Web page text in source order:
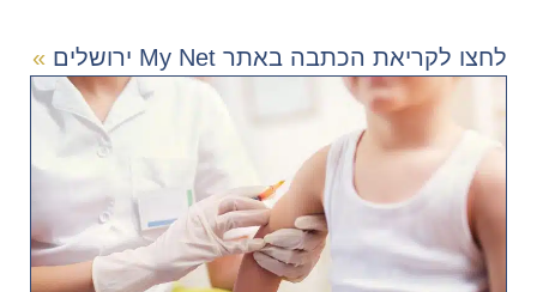
לחצו לקריאת הכתבה באתר My Net ירושלים »